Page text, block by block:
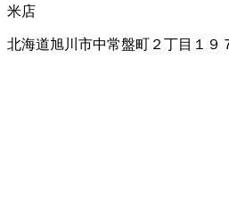
米店
北海道旭川市中常盤町２丁目１９